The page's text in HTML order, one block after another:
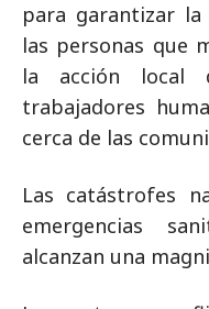
para garantizar
las personas que
la acción local
trabajadores
cerca de las
Las catástrofes
emergencias
alcanzan una